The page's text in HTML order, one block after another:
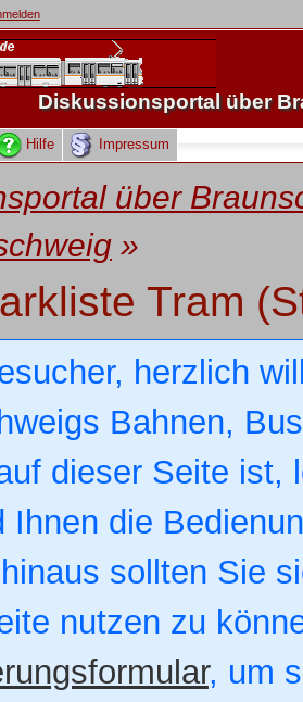
Diskussionsportal über
Hilfe Impressum
über
»
Tram
herzlich
Bahnen,
dieser Seite
Ihnen die
sollten Sie
nutzen zu
, um